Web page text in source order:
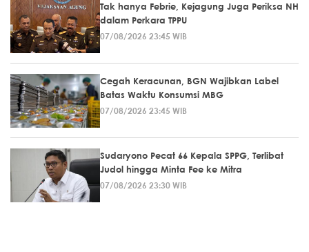
Tak hanya Febrie, Kejagung Juga Periksa NH
dalam Perkara TPPU
07/08/2026 23:45 WIB
Cegah Keracunan, BGN Wajibkan Label
Batas Waktu Konsumsi MBG
07/08/2026 23:45 WIB
Sudaryono Pecat 66 Kepala SPPG, Terlibat
Judol hingga Minta Fee ke Mitra
07/08/2026 23:30 WIB